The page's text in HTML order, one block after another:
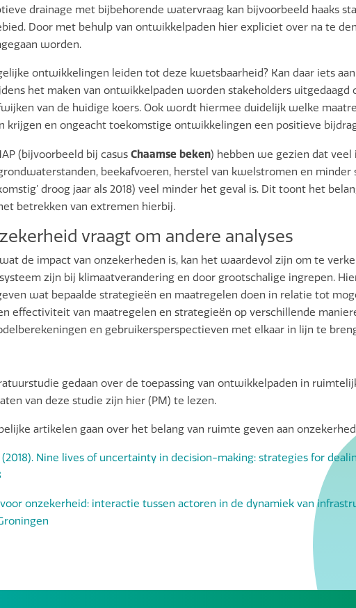
drainage met bijbehorende watervraag kan bijvoorbeeld haaks
Door met behulp van ontwikkelpaden hier expliciet over na te
worden.
ontwikkelingen leiden tot deze kwetsbaarheid? Kan daar iets
het maken van ontwikkelpaden worden stakeholders
van de huidige koers. Ook wordt hiermee duidelijk welke
krijgen en ongeacht toekomstige ontwikkelingen een positieve
(bijvoorbeeld bij casus Chaamse beken) hebben we gezien dat
beekafvoeren, herstel van kwelstromen en
droog jaar als 2018) veel minder het geval is. Dit toont het
betrekken van extremen hierbij.
vraagt om andere analyses
de impact van onzekerheden is, kan het waardevol zijn om te
zijn bij klimaatverandering en door grootschalige ingrepen.
wat bepaalde strategieën en maatregelen doen in relatie tot
effectiviteit van maatregelen en strategieën op verschillende
en gebruikersperspectieven met elkaar in lijn te
gedaan over de toepassing van ontwikkelpaden in
van deze studie zijn hier (PM) te lezen.
artikelen gaan over het belang van ruimte geven aan
(2018). Nine lives of uncertainty in decision-making: strategies for
voor onzekerheid: interactie tussen actoren in de dynamiek van